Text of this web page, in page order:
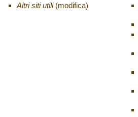
Altri siti utili (modifica)